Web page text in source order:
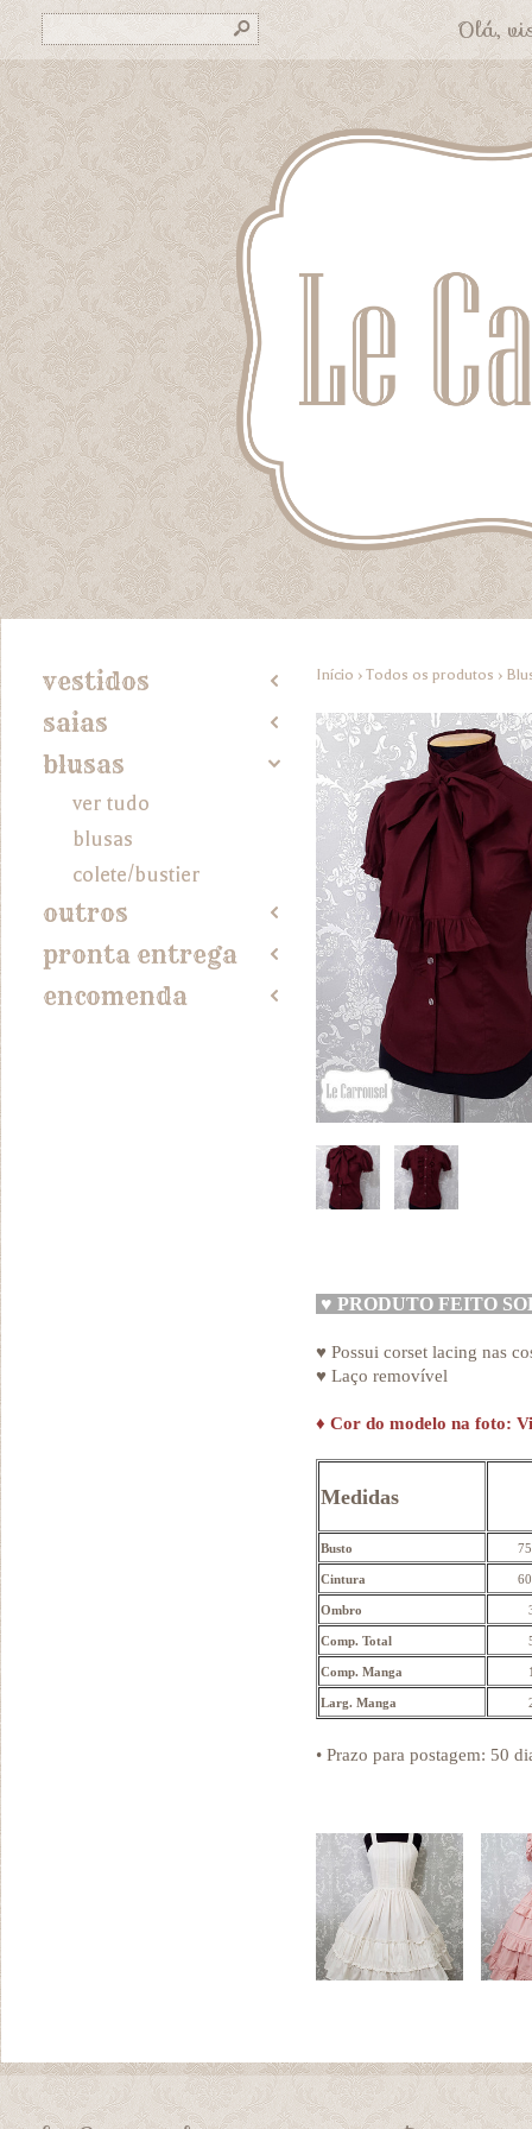
s Olá,
vestidos 2
saias 2
blusas 4
ver tudo
blusas
colete/bustier
outros 2
pronta entrega 2
encomenda 2
Início › Todos os produtos ›
♥ PRODUTO FEITO
♥ Possui corset lacing nas
♥ Laço removível
♦ Cor do modelo na foto:
Medidas
Busto
Cintura
Ombro
Comp. Total
Comp. Manga
Larg. Manga
• Prazo para postagem: 50